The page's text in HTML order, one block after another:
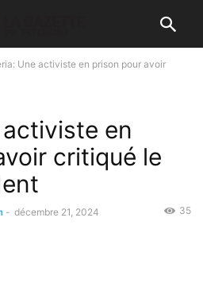
Une activiste en prison pour avoir
en
critiqué le
- décembre 21, 2024 35